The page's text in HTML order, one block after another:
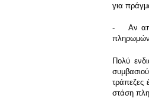
για
- Αν
Πολύ
τράπεζες
στάση